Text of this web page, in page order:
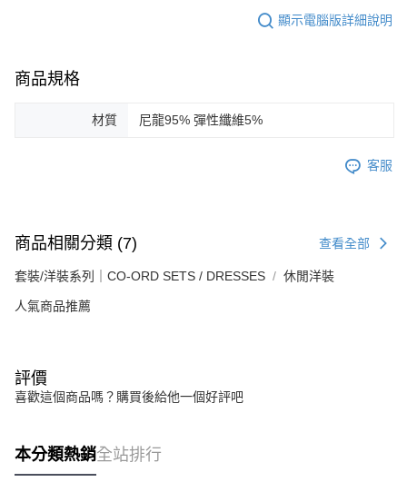
顯示電腦版詳細說明
商品規格
材質 尼龍95% 彈性纖維5%
客服
商品相關分類 (7) 查看全部
套裝/洋裝系列｜CO-ORD SETS / DRESSES 休閒洋裝
人氣商品推薦
評價
喜歡這個商品嗎？購買後給他一個好評吧
本分類熱銷全站排行